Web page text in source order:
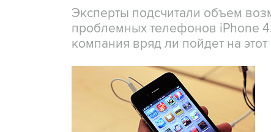
Эксперты подсчитали объем
проблемных телефонов iPhone
компания вряд ли пойдет на